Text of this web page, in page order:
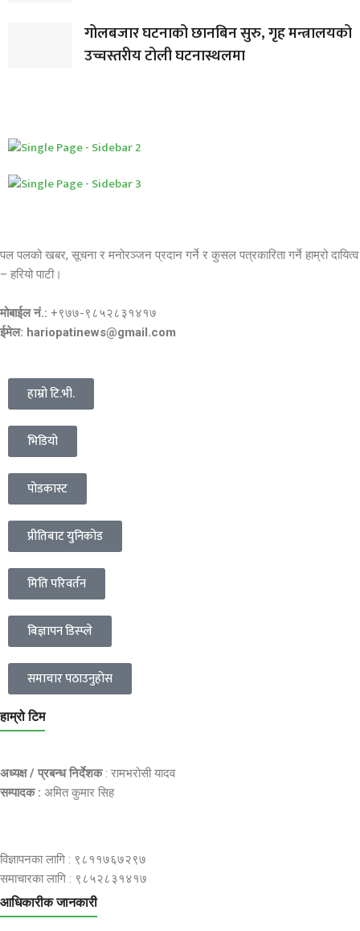
गोलबजार घटनाको छानबिन सुरु, गृह मन्त्रालयको
उच्चस्तरीय टोली घटनास्थलमा
पल पलको खबर, सूचना र मनोरञ्जन प्रदान गर्ने र कुसल पत्रकारिता गर्ने हाम्रो दायित्व
– हरियो पाटी।
मोबाईल नं.: +९७७-९८५२८३१४१७
ईमेल: hariopatinews@gmail.com
हाम्रो टि.भी.
भिडियो
पोडकास्ट
प्रीतिबाट युनिकोड
मिति परिवर्तन
बिज्ञापन डिस्प्ले
समाचार पठाउनुहोस
हाम्रो टिम
अध्यक्ष / प्रबन्ध निर्देशक: रामभरोसी यादव
सम्पादक : अमित कुमार सिह
विज्ञापनका लागि : ९८११७६७२९७
समाचारका लागि : ९८५२८३१४१७
आधिकारीक जानकारी